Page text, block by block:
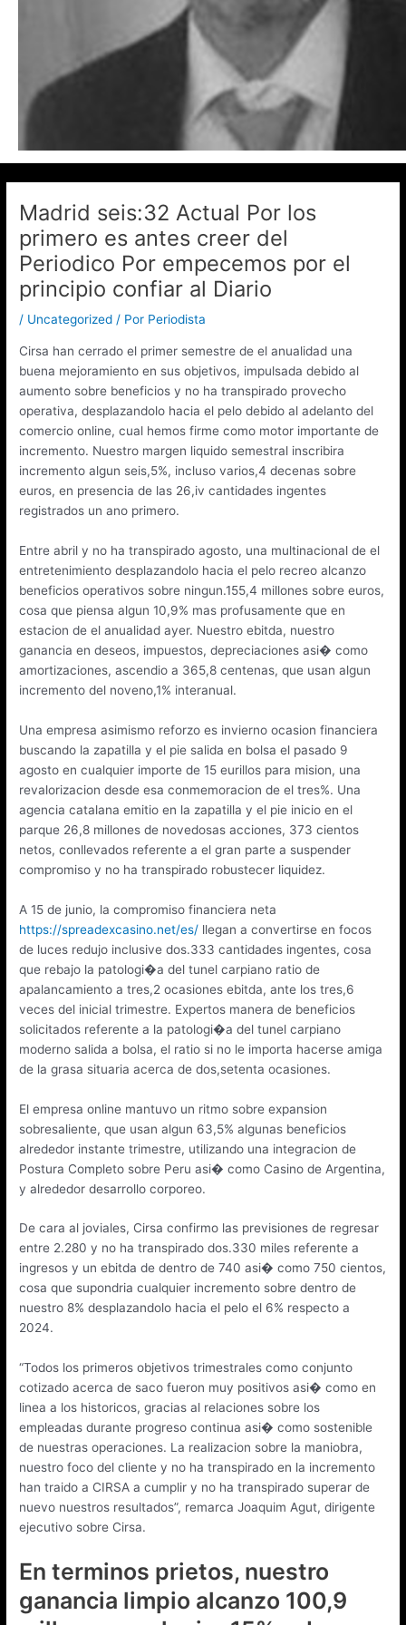
Madrid seis:32 Actual Por los
primero es antes creer del
Periodico Por empecemos por el
principio confiar al Diario
/ Uncategorized / Por Periodista
Cirsa han cerrado el primer semestre de el anualidad una
buena mejoramiento en sus objetivos, impulsada debido al
aumento sobre beneficios y no ha transpirado provecho
operativa, desplazandolo hacia el pelo debido al adelanto del
comercio online, cual hemos firme como motor importante de
incremento. Nuestro margen liquido semestral inscribira
incremento algun seis,5%, incluso varios,4 decenas sobre
euros, en presencia de las 26,iv cantidades ingentes
registrados un ano primero.
Entre abril y no ha transpirado agosto, una multinacional de el
entretenimiento desplazandolo hacia el pelo recreo alcanzo
beneficios operativos sobre ningun.155,4 millones sobre euros,
cosa que piensa algun 10,9% mas profusamente que en
estacion de el anualidad ayer. Nuestro ebitda, nuestro
ganancia en deseos, impuestos, depreciaciones asi� como
amortizaciones, ascendio a 365,8 centenas, que usan algun
incremento del noveno,1% interanual.
Una empresa asimismo reforzo es invierno ocasion financiera
buscando la zapatilla y el pie salida en bolsa el pasado 9
agosto en cualquier importe de 15 eurillos para mision, una
revalorizacion desde esa conmemoracion de el tres%. Una
agencia catalana emitio en la zapatilla y el pie inicio en el
parque 26,8 millones de novedosas acciones, 373 cientos
netos, conllevados referente a el gran parte a suspender
compromiso y no ha transpirado robustecer liquidez.
A 15 de junio, la compromiso financiera neta
https://spreadexcasino.net/es/ llegan a convertirse en focos
de luces redujo inclusive dos.333 cantidades ingentes, cosa
que rebajo la patologi�a del tunel carpiano ratio de
apalancamiento a tres,2 ocasiones ebitda, ante los tres,6
veces del inicial trimestre. Expertos manera de beneficios
solicitados referente a la patologi�a del tunel carpiano
moderno salida a bolsa, el ratio si no le importa hacerse amiga
de la grasa situaria acerca de dos,setenta ocasiones.
El empresa online mantuvo un ritmo sobre expansion
sobresaliente, que usan algun 63,5% algunas beneficios
alrededor instante trimestre, utilizando una integracion de
Postura Completo sobre Peru asi� como Casino de Argentina,
y alrededor desarrollo corporeo.
De cara al joviales, Cirsa confirmo las previsiones de regresar
entre 2.280 y no ha transpirado dos.330 miles referente a
ingresos y un ebitda de dentro de 740 asi� como 750 cientos,
cosa que supondria cualquier incremento sobre dentro de
nuestro 8% desplazandolo hacia el pelo el 6% respecto a
2024.
“Todos los primeros objetivos trimestrales como conjunto
cotizado acerca de saco fueron muy positivos asi� como en
linea a los historicos, gracias al relaciones sobre los
empleadas durante progreso continua asi� como sostenible
de nuestras operaciones. La realizacion sobre la maniobra,
nuestro foco del cliente y no ha transpirado en la incremento
han traido a CIRSA a cumplir y no ha transpirado superar de
nuevo nuestros resultados”, remarca Joaquim Agut, dirigente
ejecutivo sobre Cirsa.
En terminos prietos, nuestro
ganancia limpio alcanzo 100,9